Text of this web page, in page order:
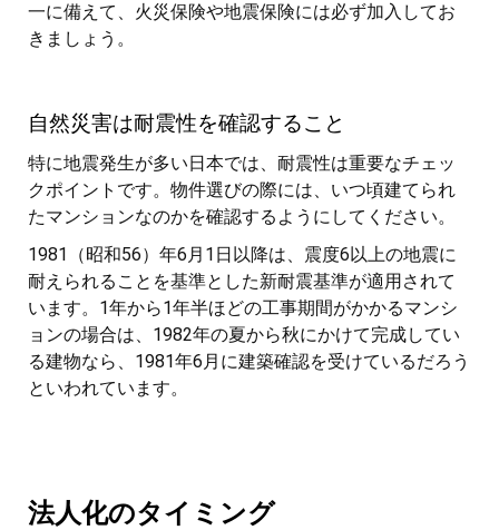
一に備えて、火災保険や地震保険には必ず加入してお
きましょう。
自然災害は耐震性を確認すること
特に地震発生が多い日本では、耐震性は重要なチェッ
クポイントです。物件選びの際には、いつ頃建てられ
たマンションなのかを確認するようにしてください。
1981（昭和56）年6月1日以降は、震度6以上の地震に
耐えられることを基準とした新耐震基準が適用されて
います。1年から1年半ほどの工事期間がかかるマンシ
ョンの場合は、1982年の夏から秋にかけて完成してい
る建物なら、1981年6月に建築確認を受けているだろう
といわれています。
法人化のタイミング